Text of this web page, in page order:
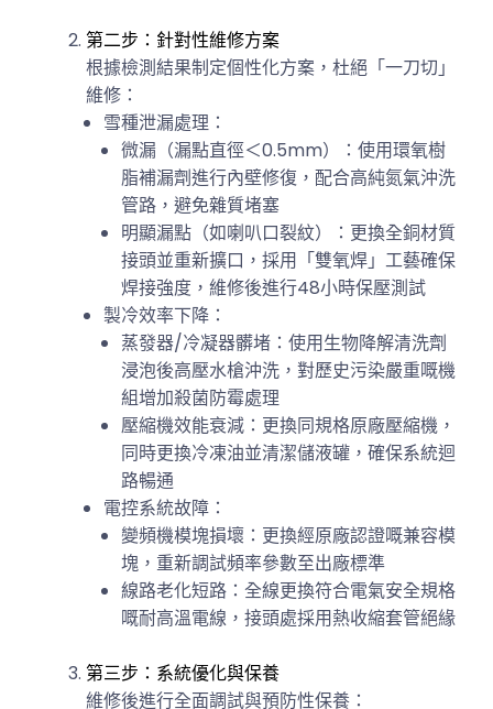
第二步：針對性維修方案
根據檢測結果制定個性化方案，杜絕「一刀切」
維修：
雪種泄漏處理：
微漏（漏點直徑＜0.5mm）：使用環氧樹
脂補漏劑進行內壁修復，配合高純氮氣沖洗
管路，避免雜質堵塞
明顯漏點（如喇叭口裂紋）：更換全銅材質
接頭並重新擴口，採用「雙氧焊」工藝確保
焊接強度，維修後進行48小時保壓測試
製冷效率下降：
蒸發器/冷凝器髒堵：使用生物降解清洗劑
浸泡後高壓水槍沖洗，對歷史污染嚴重嘅機
組增加殺菌防霉處理
壓縮機效能衰減：更換同規格原廠壓縮機，
同時更換冷凍油並清潔儲液罐，確保系統迴
路暢通
電控系統故障：
變頻機模塊損壞：更換經原廠認證嘅兼容模
塊，重新調試頻率參數至出廠標準
線路老化短路：全線更換符合電氣安全規格
嘅耐高溫電線，接頭處採用熱收縮套管絕緣
第三步：系統優化與保養
維修後進行全面調試與預防性保養：